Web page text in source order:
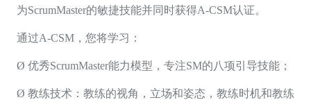
为ScrumMaster的敏捷技能并同时获得A-CSM认证。
通过A-CSM ，您将学习：
Ø 优秀ScrumMaster能力模型，专注SM的八项引导技能 ；
Ø 教练技术：教练的视角，立场和姿态，教练时机和教练